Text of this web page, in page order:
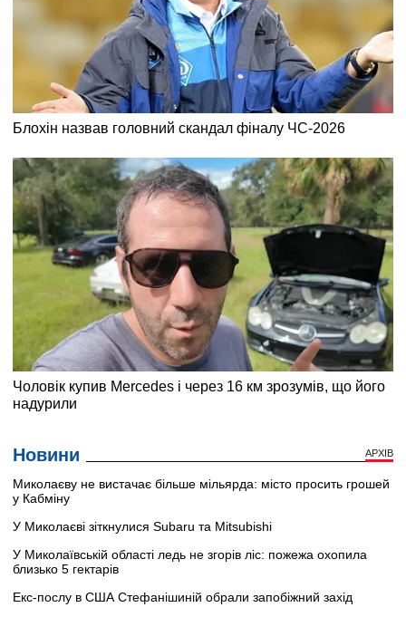
Новини АРХІВ
Миколаєву не вистачає більше мільярда: місто просить грошей
у Кабміну
У Миколаєві зіткнулися Subaru та Mitsubishi
У Миколаївській області ледь не згорів ліс: пожежа охопила
близько 5 гектарів
Екс-послу в США Стефанішиній обрали запобіжний захід